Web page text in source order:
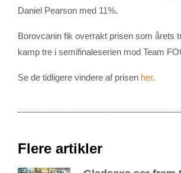
Daniel Pearson med 11%.
Borovcanin fik overrakt prisen som årets
kamp tre i semifinaleserien mod Team
Se de tidligere vindere af prisen her.
Flere artikler